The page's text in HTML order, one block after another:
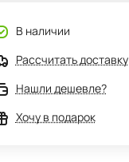
В наличии
Рассчитать доставку
Нашли дешевле?
Хочу в подарок